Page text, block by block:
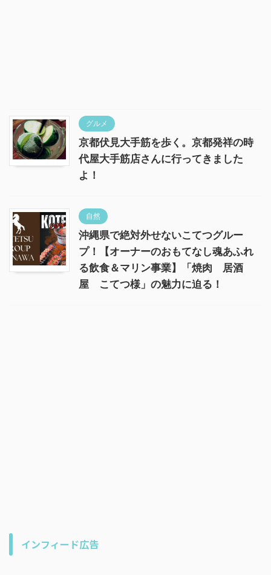
グルメ
京都伏見大手筋を歩く。京都発祥の時
代屋大手筋店さんに行ってきました
よ！
自然
沖縄県で絶対外せないこてつグルー
プ！【オーナーのおもてなし魂あふれ
る飲食＆マリン事業】「焼肉 居酒
屋 こてつ様」の魅力に迫る！
インフィード広告